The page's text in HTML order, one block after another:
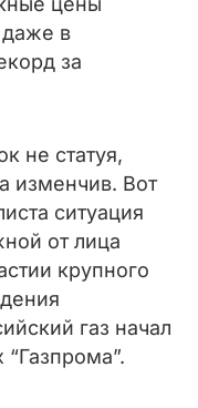
даже в
за
не статуя,
изменчив. Вот
ситуация
от лица
крупного
газ начал